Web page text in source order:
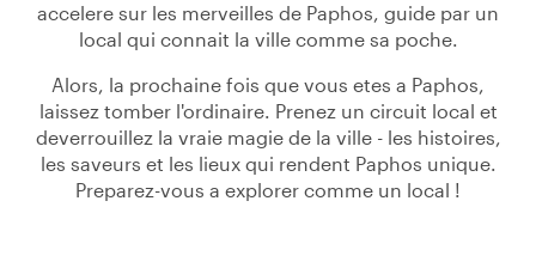
accelere sur les merveilles de Paphos, guide par un
local qui connait la ville comme sa poche.
Alors, la prochaine fois que vous etes a Paphos,
laissez tomber l'ordinaire. Prenez un circuit local et
deverrouillez la vraie magie de la ville - les histoires,
les saveurs et les lieux qui rendent Paphos unique.
Preparez-vous a explorer comme un local !